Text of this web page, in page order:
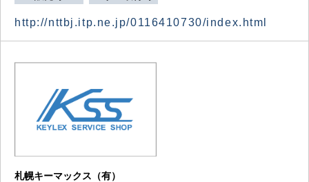
http://nttbj.itp.ne.jp/0116410730/index.html
札幌キーマックス（有）